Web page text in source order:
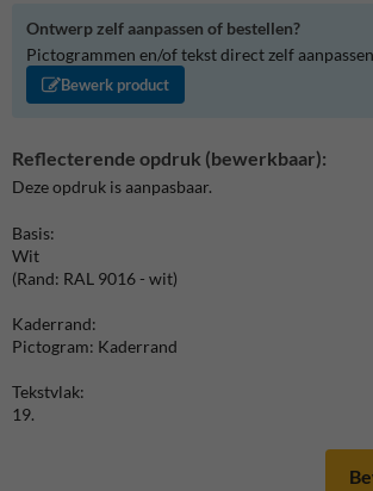
Ontwerp zelf aanpassen of bestellen?
Pictogrammen en/of tekst direct zelf
Bewerk product
Reflecterende opdruk (bewerkbaar):
Deze opdruk is aanpasbaar.
Basis:
Wit
(Rand: RAL 9016 - wit)
Kaderrand:
Pictogram: Kaderrand
Tekstvlak:
19.